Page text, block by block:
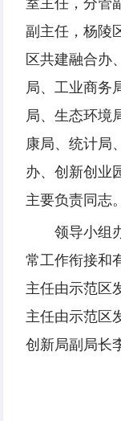
室主任，分管
副主任，杨陵
区共建融合办
局、工业商务
局、生态环境
康局、统计局
办、创新创业
主要负责同志。
领导小组
常工作衔接和
主任由示范区
主任由示范区
创新局副局长